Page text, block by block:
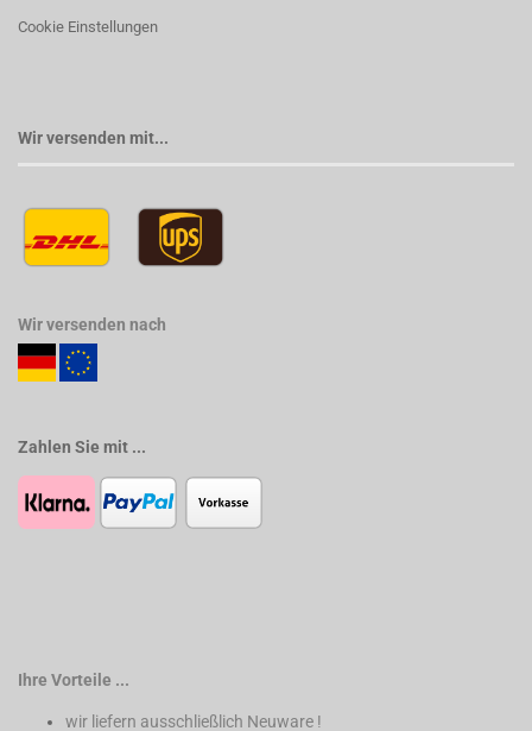
Cookie Einstellungen
Wir versenden mit...
Wir versenden nach
Zahlen Sie mit ...
Ihre Vorteile ...
wir liefern ausschließlich Neuware !